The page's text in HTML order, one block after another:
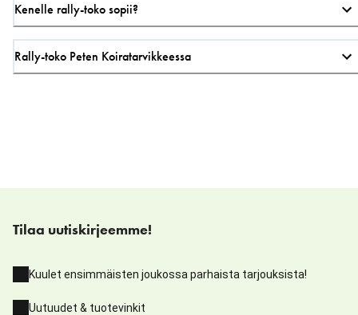
Kenelle rally-toko sopii?
Rally-toko Peten Koiratarvikkeessa
Tilaa uutiskirjeemme!
Kuulet ensimmäisten joukossa parhaista tarjouksista!
Uutuudet & tuotevinkit